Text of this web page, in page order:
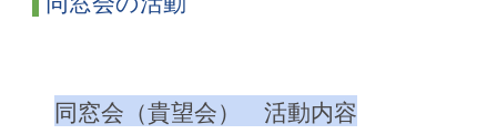
同窓会（貴望会） 活動内容